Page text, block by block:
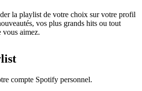
la playlist de votre choix sur votre profil
vos plus grands hits ou tout
vous aimez.
compte Spotify personnel.